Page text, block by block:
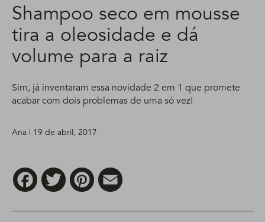
Shampoo seco em mousse
tira a oleosidade e dá
volume para a raiz
Sim, já inventaram essa novidade 2 em 1 que promete
acabar com dois problemas de uma só vez!
Ana | 19 de abril, 2017
FacebookTwitter Pinterest